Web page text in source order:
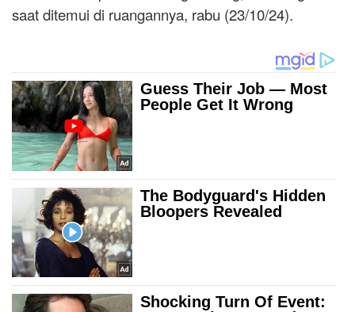
saat ditemui di ruangannya, rabu (23/10/24).